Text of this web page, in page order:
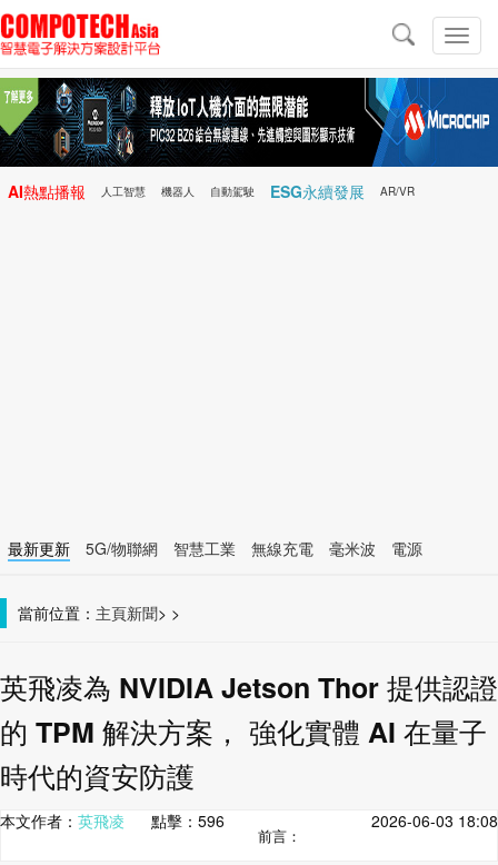
切
換
導
導
航
AI熱點播報 人工智慧 機器人 自動駕駛 ESG永續發展 AR/VR
最新更新 5G/物聯網 智慧工業 無線充電 毫米波
電源
當前位置： 主頁 >
新聞 >
英飛凌為 NVIDIA Jetson Thor 提供認證
的 TPM 解決方案， 強化實體 AI 在量子
時代的資安防護
本文作者： 英飛凌 點擊： 596 2026-06-03 18:08
前言：